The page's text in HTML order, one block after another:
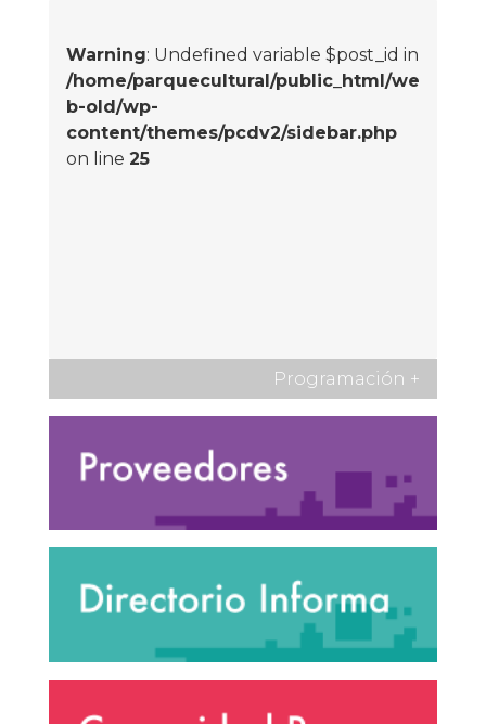
Warning: Undefined variable $post_id in
/home/parquecultural/public_html/we
b-old/wp-
content/themes/pcdv2/sidebar.php
on line 25
Programación +